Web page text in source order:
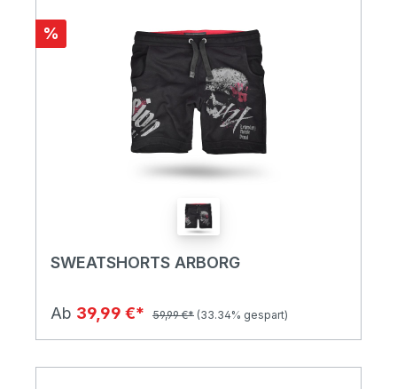
%
SWEATSHORTS ARBORG
Ab 39,99 €* 59,99 €* (33.34% gespart)